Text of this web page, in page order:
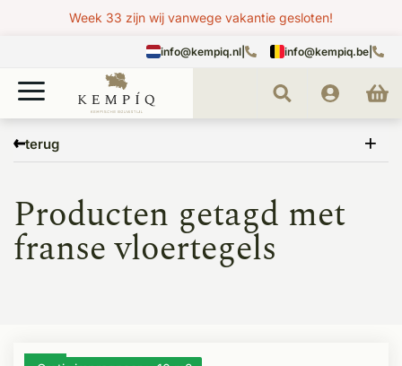
Week 33 zijn wij vanwege vakantie gesloten!
info@kempiq.nl info@kempiq.be
terug
franse vloertegels
Producten getagd met
franse vloertegels
- 12%